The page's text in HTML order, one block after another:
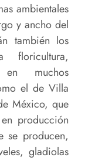
ambientales
y ancho del
también los
floricultura,
muchos
el de Villa
México, que
producción
se producen,
gladiolas